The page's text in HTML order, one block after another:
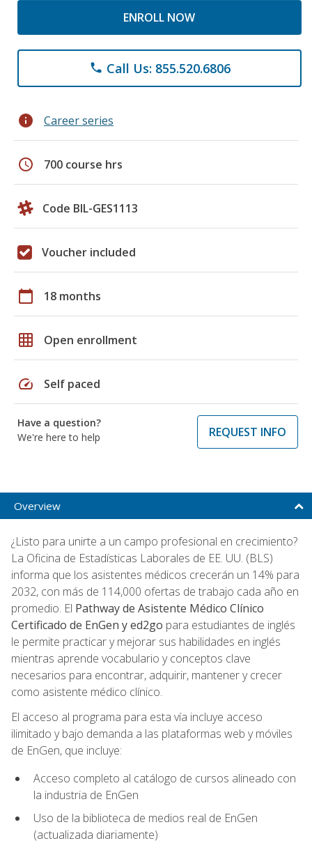
ENROLL NOW
phone Call Us: 855.520.6806
info Career series
schedule 700 course hrs
Code BIL-GES1113
Voucher included
calendar_today 18 months
grid_on Open enrollment
speed Self paced
Have a question?
We're here to help
REQUEST INFO
Overview
¿Listo para unirte a un campo profesional en crecimiento?
La Oficina de Estadísticas Laborales de EE. UU. (BLS)
informa que los asistentes médicos crecerán un 14% para
2032, con más de 114,000 ofertas de trabajo cada año en
promedio. El Pathway de Asistente Médico Clínico
Certificado de EnGen y ed2go para estudiantes de inglés
le permite practicar y mejorar sus habilidades en inglés
mientras aprende vocabulario y conceptos clave
necesarios para encontrar, adquirir, mantener y crecer
como asistente médico clínico.
El acceso al programa para esta vía incluye acceso
ilimitado y bajo demanda a las plataformas web y móviles
de EnGen, que incluye:
Acceso completo al catálogo de cursos alineado con
la industria de EnGen
Uso de la biblioteca de medios real de EnGen
(actualizada diariamente)